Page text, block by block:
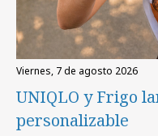
viernes, 7 de agosto 2026
UNIQLO y Frigo
personalizable